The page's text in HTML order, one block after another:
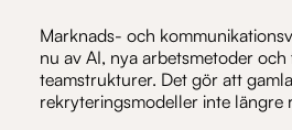
Marknads- och
nu av AI, nya arbetsmetoder
teamstrukturer. Det gör att gamla
rekryteringsmodeller inte längre